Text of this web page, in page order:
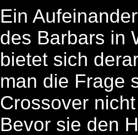
Ein
des Barbars in
bietet sich
man die Frage
Crossover
Bevor sie den